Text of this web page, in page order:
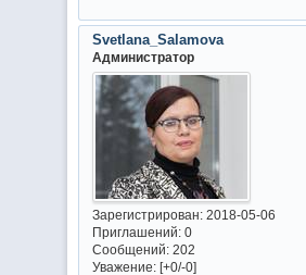
Svetlana_Salamova
Администратор
Зарегистрирован: 2018-05-06
Приглашений:0
Сообщений:202
Уважение: [+0/-0]